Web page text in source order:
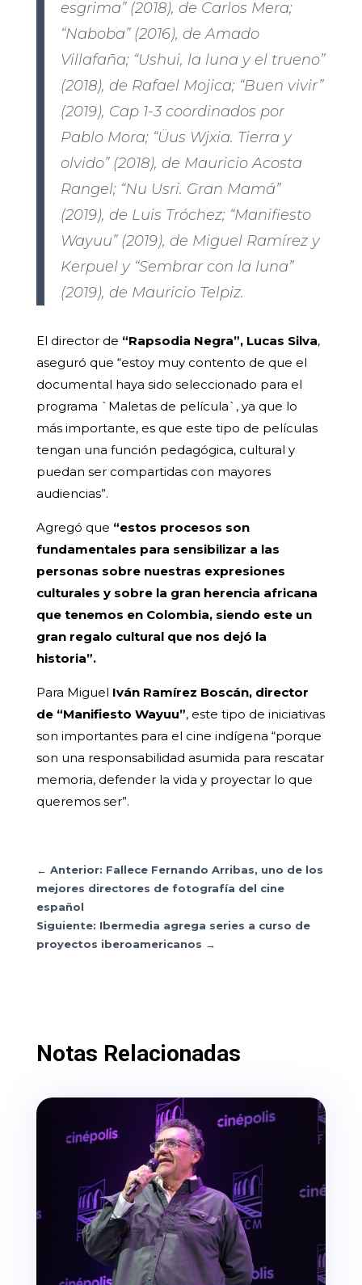
esgrima” (2018), de Carlos Mera;
“Naboba” (2016), de Amado
Villafaña; “Ushui, la luna y el trueno”
(2018), de Rafael Mojica; “Buen vivir”
(2019), Cap 1-3 coordinados por
Pablo Mora; “Üus Wjxia. Tierra y
olvido” (2018), de Mauricio Acosta
Rangel; “Nu Usri. Gran Mamá”
(2019), de Luis Tróchez; “Manifiesto
Wayuu” (2019), de Miguel Ramírez y
Kerpuel y “Sembrar con la luna”
(2019), de Mauricio Telpiz.
El director de “Rapsodia Negra”, Lucas Silva,
aseguró que “estoy muy contento de que el
documental haya sido seleccionado para el
programa `Maletas de película`, ya que lo
más importante, es que este tipo de películas
tengan una función pedagógica, cultural y
puedan ser compartidas con mayores
audiencias”.
Agregó que “estos procesos son
fundamentales para sensibilizar a las
personas sobre nuestras expresiones
culturales y sobre la gran herencia africana
que tenemos en Colombia, siendo este un
gran regalo cultural que nos dejó la
historia”.
Para Miguel Iván Ramírez Boscán, director
de “Manifiesto Wayuu”, este tipo de iniciativas
son importantes para el cine indígena “porque
son una responsabilidad asumida para rescatar
memoria, defender la vida y proyectar lo que
queremos ser”.
← Anterior: Fallece Fernando Arribas, uno de los
mejores directores de fotografía del cine
español
Siguiente: Ibermedia agrega series a curso de
proyectos iberoamericanos →
Notas Relacionadas